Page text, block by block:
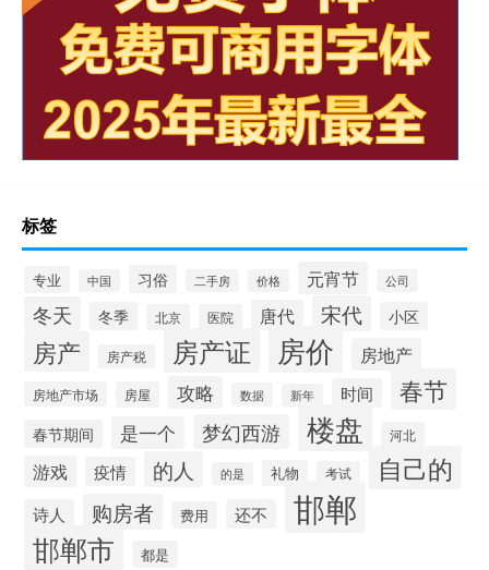
标签
专业 中国 习俗 二手房 价格 元宵节 公司
冬天 冬季 北京 医院 唐代 宋代 小区
房产 房产税 房产证 房价 房地产
房地产市场 房屋 攻略 数据 新年 时间 春节
春节期间 是一个 梦幻西游 楼盘 河北
游戏 疫情 的人 的是 礼物 考试 自己的
诗人 购房者 费用 还不 邯郸
邯郸市 都是